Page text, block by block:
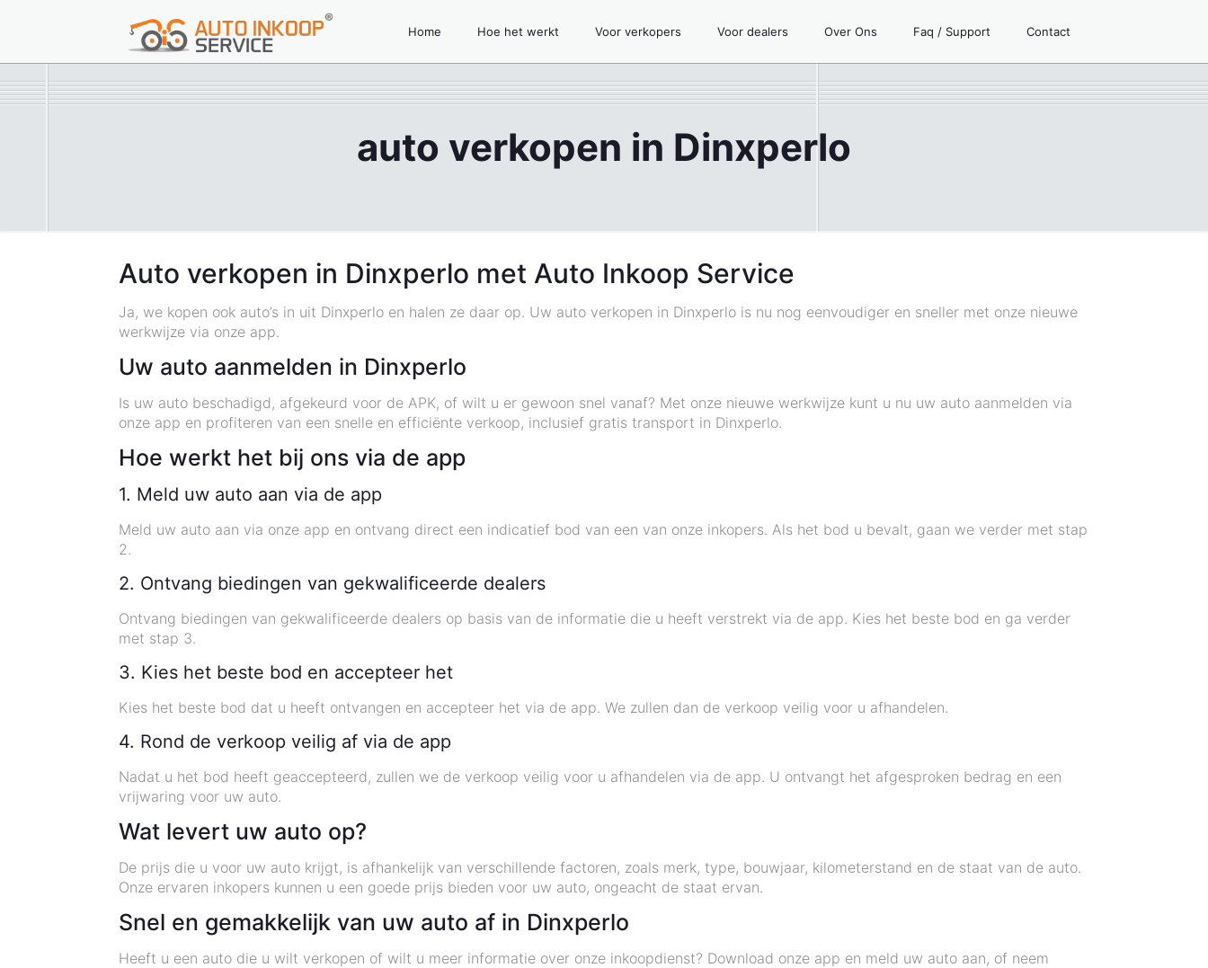
Home Hoe het werkt Voor verkopers Voor dealers Over Ons Faq / Support Contact
auto verkopen in Dinxperlo
Auto verkopen in Dinxperlo met Auto Inkoop Service
Ja, we kopen ook auto’s in uit Dinxperlo en halen ze daar op. Uw auto verkopen in Dinxperlo is nu nog eenvoudiger en sneller met onze nieuwe
werkwijze via onze app.
Uw auto aanmelden in Dinxperlo
Is uw auto beschadigd, afgekeurd voor de APK, of wilt u er gewoon snel vanaf? Met onze nieuwe werkwijze kunt u nu uw auto aanmelden via
onze app en profiteren van een snelle en efficiënte verkoop, inclusief gratis transport in Dinxperlo.
Hoe werkt het bij ons via de app
1. Meld uw auto aan via de app
Meld uw auto aan via onze app en ontvang direct een indicatief bod van een van onze inkopers. Als het bod u bevalt, gaan we verder met stap
2.
2. Ontvang biedingen van gekwalificeerde dealers
Ontvang biedingen van gekwalificeerde dealers op basis van de informatie die u heeft verstrekt via de app. Kies het beste bod en ga verder
met stap 3.
3. Kies het beste bod en accepteer het
Kies het beste bod dat u heeft ontvangen en accepteer het via de app. We zullen dan de verkoop veilig voor u afhandelen.
4. Rond de verkoop veilig af via de app
Nadat u het bod heeft geaccepteerd, zullen we de verkoop veilig voor u afhandelen via de app. U ontvangt het afgesproken bedrag en een
vrijwaring voor uw auto.
Wat levert uw auto op?
De prijs die u voor uw auto krijgt, is afhankelijk van verschillende factoren, zoals merk, type, bouwjaar, kilometerstand en de staat van de auto.
Onze ervaren inkopers kunnen u een goede prijs bieden voor uw auto, ongeacht de staat ervan.
Snel en gemakkelijk van uw auto af in Dinxperlo
Heeft u een auto die u wilt verkopen of wilt u meer informatie over onze inkoopdienst? Download onze app en meld uw auto aan, of neem